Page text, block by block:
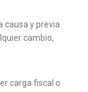
causa y previa
cambio,
carga fiscal o